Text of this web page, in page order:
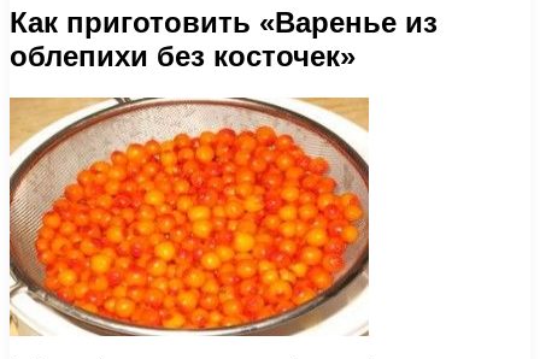
Как приготовить «Варенье из
облепихи без косточек»